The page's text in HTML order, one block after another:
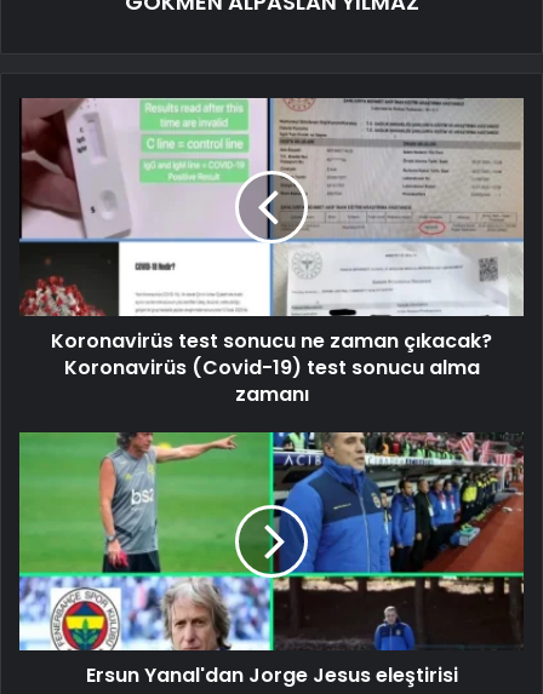
Koronavirüs test sonucu ne zaman çıkacak?
Koronavirüs (Covid-19) test sonucu alma
zamanı
Ersun Yanal'dan Jorge Jesus eleştirisi